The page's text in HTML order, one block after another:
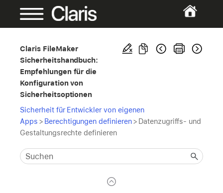
Claris FileMaker
Sicherheitshandbuch:
Empfehlungen für die
Konfiguration von
Sicherheitsoptionen
Sicherheit für Entwickler von eigenen
Apps > Berechtigungen definieren> Datenzugriffs- und
Gestaltungsrechte definieren